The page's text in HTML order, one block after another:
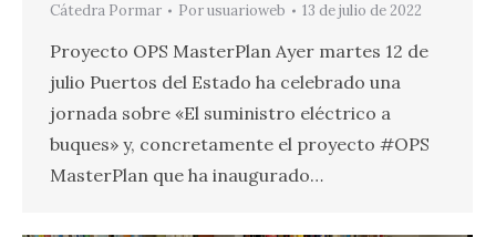
Cátedra Pormar Porusuarioweb 13 de julio de 2022
Proyecto OPS MasterPlan Ayer martes 12 de
julio Puertos del Estado ha celebrado una
jornada sobre «El suministro eléctrico a
buques» y, concretamente el proyecto #OPS
MasterPlan que ha inaugurado…